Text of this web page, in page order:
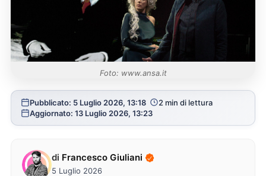
Foto: www.ansa.it
Pubblicato: 5 Luglio 2026, 13:18
2 min di lettura
Aggiornato: 13 Luglio 2026, 13:23
di Francesco Giuliani
5 Luglio 2026